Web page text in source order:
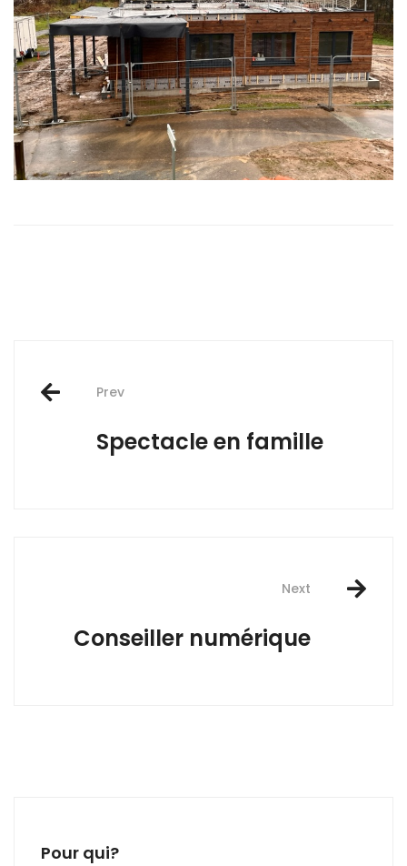
Post
navigation
Prev
Spectacle en famille
Next
Conseiller numérique
Pour qui?